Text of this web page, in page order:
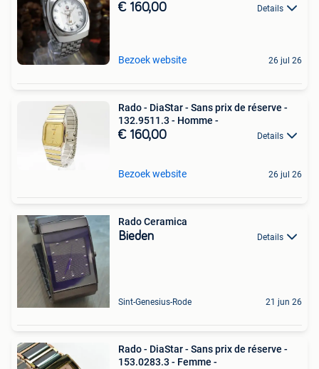
€ 160,00 Details
Bezoek website 26 jul 26
Rado - DiaStar - Sans prix de réserve -
132.9511.3 - Homme -
€ 160,00 Details
Bezoek website 26 jul 26
Rado Ceramica
Bieden Details
Sint-Genesius-Rode 21 jun 26
Rado - DiaStar - Sans prix de réserve -
153.0283.3 - Femme -